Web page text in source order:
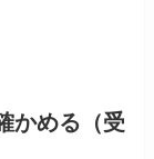
かめる（受